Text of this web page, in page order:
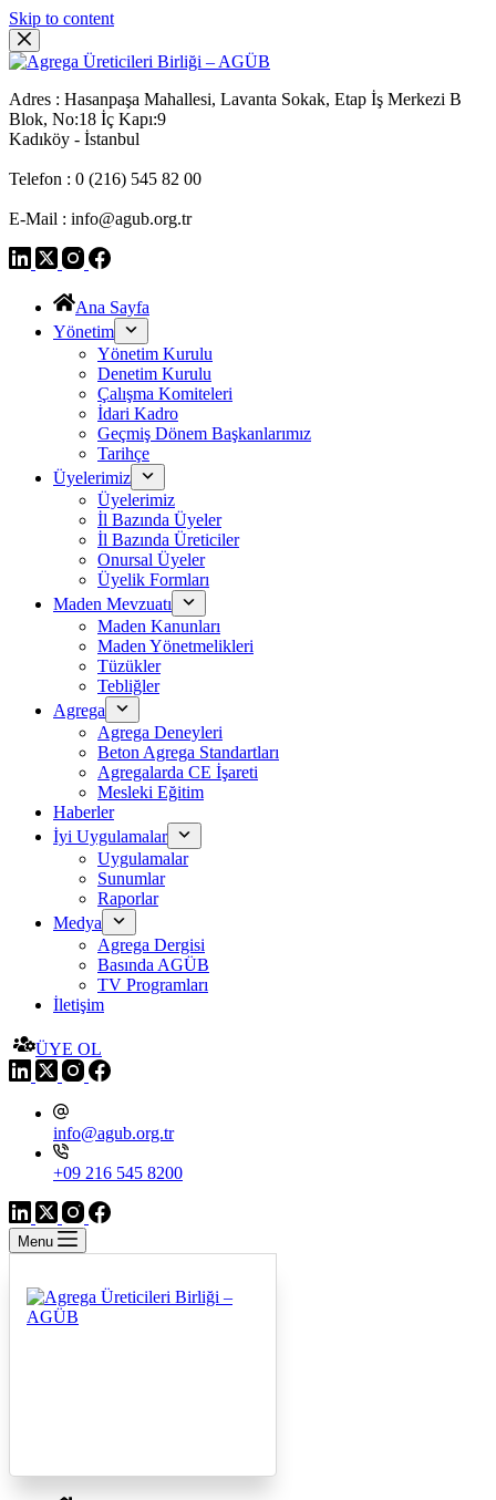
Skip to content
Adres : Hasanpaşa Mahallesi, Lavanta Sokak, Etap İş Merkezi B
Blok, No:18 İç Kapı:9
Kadıköy - İstanbul
Telefon : 0 (216) 545 82 00
E-Mail : info@agub.org.tr
Ana Sayfa
Yönetim
Yönetim Kurulu
Denetim Kurulu
Çalışma Komiteleri
İdari Kadro
Geçmiş Dönem Başkanlarımız
Tarihçe
Üyelerimiz
Üyelerimiz
İl Bazında Üyeler
İl Bazında Üreticiler
Onursal Üyeler
Üyelik Formları
Maden Mevzuatı
Maden Kanunları
Maden Yönetmelikleri
Tüzükler
Tebliğler
Agrega
Agrega Deneyleri
Beton Agrega Standartları
Agregalarda CE İşareti
Mesleki Eğitim
Haberler
İyi Uygulamalar
Uygulamalar
Sunumlar
Raporlar
Medya
Agrega Dergisi
Basında AGÜB
TV Programları
İletişim
ÜYE OL
info@agub.org.tr
+09 216 545 8200
Menu